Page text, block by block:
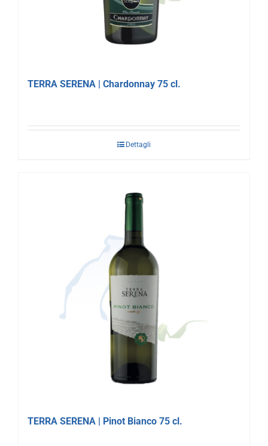
TERRA SERENA | Chardonnay 75 cl.
Dettagli
TERRA SERENA | Pinot Bianco 75 cl.